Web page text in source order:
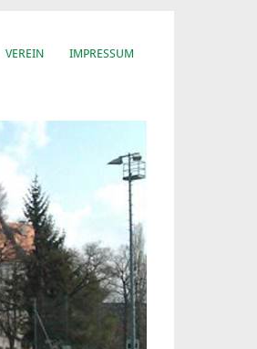
VEREIN IMPRESSUM